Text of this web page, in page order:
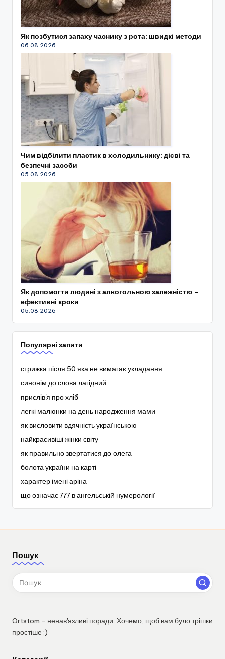
Як позбутися запаху часнику з рота: швидкі методи
06.08.2026
Чим відбілити пластик в холодильнику: дієві та
безпечні засоби
05.08.2026
Як допомогти людині з алкогольною залежністю –
ефективні кроки
05.08.2026
Популярні запити
стрижка після 50 яка не вимагає укладання
синонім до слова лагідний
прислів'я про хліб
легкі малюнки на день народження мами
як висловити вдячність українською
найкрасивіші жінки світу
як правильно звертатися до олега
болота україни на карті
характер імені аріна
що означає 777 в ангельській нумерології
Пошук
Ortstom - ненав'язливі поради. Хочемо, щоб вам було трішки
простіше ;)